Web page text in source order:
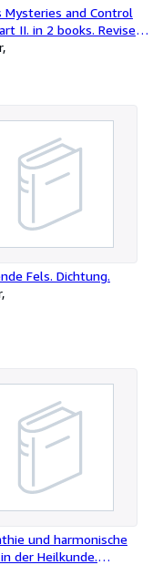
Mysteries and Control
II. in 2 books. Revised
Fourth Edition signiert
Fels. Dichtung.
und harmonische
der Heilkunde.